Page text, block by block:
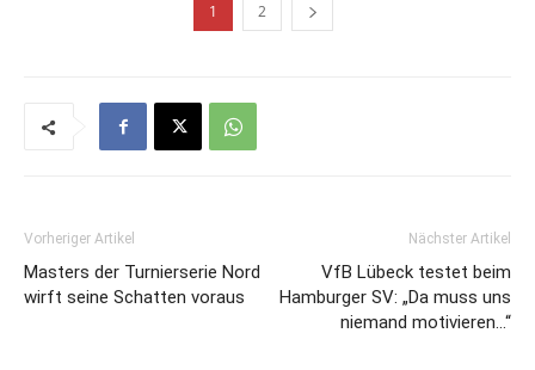
1 2
Vorheriger Artikel
Masters der Turnierserie Nord
wirft seine Schatten voraus
Nächster Artikel
VfB Lübeck testet beim
Hamburger SV: „Da muss uns
niemand motivieren…“